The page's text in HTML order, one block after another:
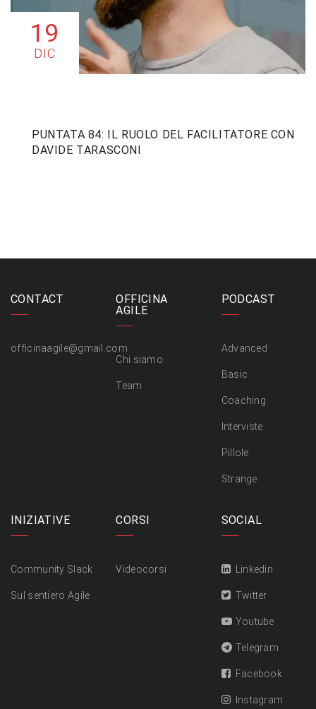
19
DIC
PUNTATA 84: IL RUOLO DEL FACILITATORE CON
DAVIDE TARASCONI
CONTACT
officinaagile@gmail.com
OFFICINA
AGILE
Chi siamo
Team
PODCAST
Advanced
Basic
Coaching
Interviste
Pillole
Strange
INIZIATIVE
Community Slack
Sul sentiero Agile
CORSI
Videocorsi
SOCIAL
Linkedin
Twitter
Youtube
Telegram
Facebook
Instagram